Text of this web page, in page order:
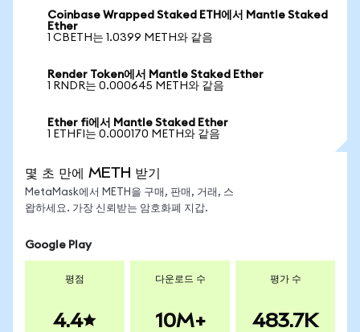
Coinbase Wrapped Staked ETH에서 Mantle Staked
Ether
1 CBETH는 1.0399 METH와 같음
Render Token에서 Mantle Staked Ether
1 RNDR는 0.000645 METH와 같음
Ether fi에서 Mantle Staked Ether
1 ETHFI는 0.000170 METH와 같음
몇 초 만에 METH 받기
MetaMask에서 METH을 구매, 판매, 거래, 스
왑하세요. 가장 신뢰받는 암호화폐 지갑.
Google Play
평점
4.4
다운로드 수
10M+
평가 수
483.7K